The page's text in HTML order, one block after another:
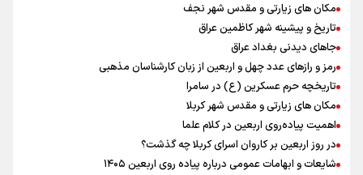
رئیس جمهور : آیا انجام مذاکرات باعث بروز جنگ شد؟
محسن رضایی: اجازه باز شدن مسیر دوم در تنگه هرمز را نخواهیم داد
پزشکیان : آمریکا تلاش می‌کند همسایگان را علیه ما بسیج کند
افتتاحیه جشنواره نمايش عروسكى تهران-مبارك
مکان های زیارتی و مقدس شهر نجف
تاریخ و پیشینه شهر کاظمین عراق
جاهای دیدنی بغداد عراق
رمز و رازهای عدد چهل و اربعین از زبان کارشناسان مذهبی
تاریخچه حرم عسکرین (ع) در سامرا
مکان های زیارتی و مقدس شهر کربلا
اهمیت پیاده‌روی اربعین در کلام علما
در روز اربعین بر کاروان اسرای کربلا چه گذشت؟
شایعات و ابهامات عمومی درباره پیاده روی اربعین ۱۴۰۵